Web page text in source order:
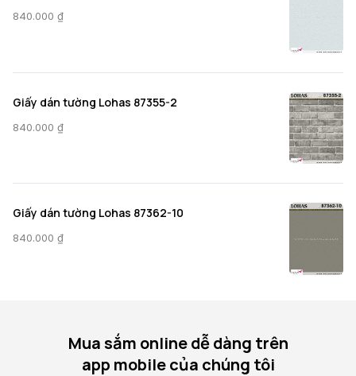
840.000 ₫
Giấy dán tường Lohas 87355-2
840.000 ₫
Giấy dán tường Lohas 87362-10
840.000 ₫
Mua sắm online dễ dàng trên
app mobile của chúng tôi